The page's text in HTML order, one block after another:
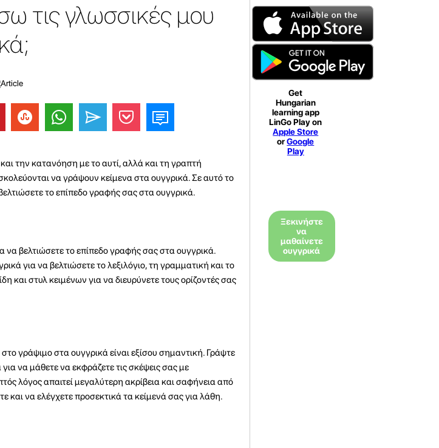
τις γλωσσικές μου
την κατανόηση με το αυτί, αλλά και τη γραπτή
να γράψουν κείμενα στα ουγγρικά. Σε αυτό το
το επίπεδο γραφής σας στα ουγγρικά.
να βελτιώσετε το επίπεδο γραφής σας στα ουγγρικά.
για να βελτιώσετε το λεξιλόγιο, τη γραμματική και το
στυλ κειμένων για να διευρύνετε τους ορίζοντές σας
γράψιμο στα ουγγρικά είναι εξίσου σημαντική. Γράψτε
να μάθετε να εκφράζετε τις σκέψεις σας με
λόγος απαιτεί μεγαλύτερη ακρίβεια και σαφήνεια από
και να ελέγχετε προσεκτικά τα κείμενά σας για λάθη.
Get
Hungarian
learning app
LinGo Play on
Apple Store
orGoogle
Play
Ξεκινήστε
να
μαθαίνετε
ουγγρικά